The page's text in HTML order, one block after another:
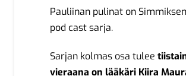
Pauliinan pulinat on
pod cast sarja.
Sarjan kolmas osa tulee
vieraana on lääkäri Kiira